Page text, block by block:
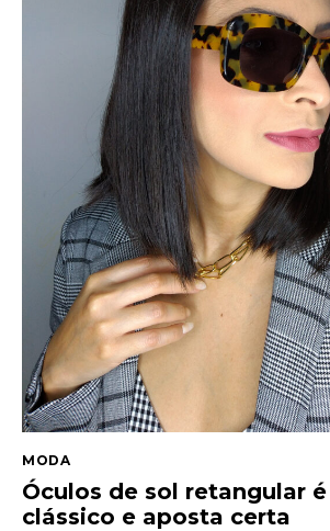
Comportamento
Lifestyle
Entrevista
Web stories
Quem somos
Contato
MODA
Óculos de sol retangular
clássico e aposta certa